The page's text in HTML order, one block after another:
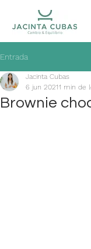
Entrada
Brownie
Jacinta Cubas
6 jun 20211 min de